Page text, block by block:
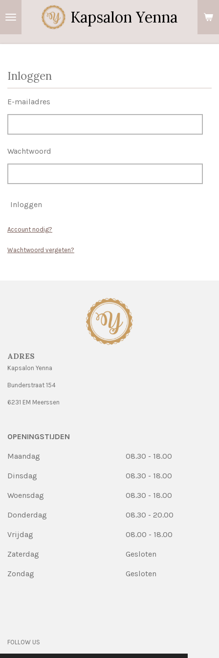
Kapsalon Yenna
Inloggen
E-mailadres
Wachtwoord
Inloggen
Account nodig?
Wachtwoord vergeten?
ADRES
Kapsalon Yenna
Bunderstraat 154
6231 EM Meerssen
OPENINGSTIJDEN
Maandag 08.30 - 18.00
Dinsdag 08.30 - 18.00
Woensdag 08.30 - 18.00
Donderdag 08.30 - 20.00
Vrijdag 08.00 - 18.00
Zaterdag Gesloten
Zondag Gesloten
FOLLOW US